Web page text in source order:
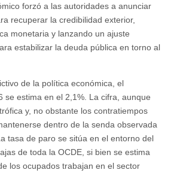
forzó a las autoridades a anunciar
recuperar la credibilidad exterior,
monetaria y lanzando un ajuste
estabilizar la deuda pública en torno al
de la política económica, el
se estima en el 2,1%. La cifra, aunque
y, no obstante los contratiempos
dentro de la senda observada
tasa de paro se sitúa en el entorno del
de toda la OCDE, si bien se estima
los ocupados trabajan en el sector